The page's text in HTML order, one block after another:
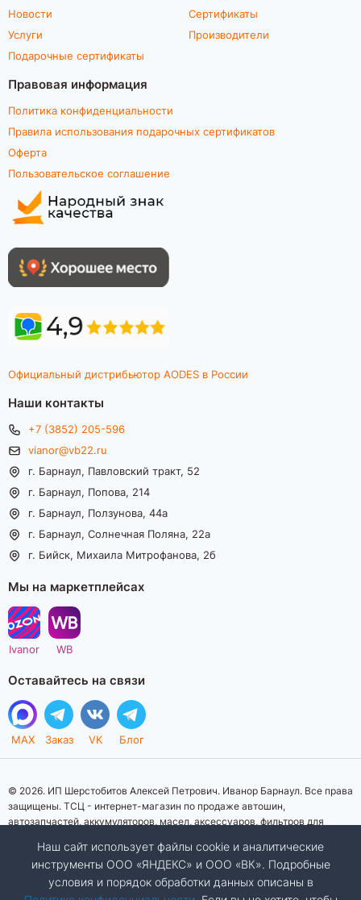
Новости
Услуги
Подарочные сертификаты
Сертификаты
Производители
Правовая информация
Политика конфиденциальности
Правила использования подарочных сертификатов
Оферта
Пользовательское соглашение
Официальный дистрибьютор AODES в России
Наши контакты
+7 (3852) 205-596
vianor@vb22.ru
г. Барнаул, Павловский тракт, 52
г. Барнаул, Попова, 214
г. Барнаул, Ползунова, 44а
г. Барнаул, Солнечная Поляна, 22а
г. Бийск, Михаила Митрофанова, 2б
Мы на маркетплейсах
Ivanor WB
Оставайтесь на связи
MAX Заказ VK Блог
© 2026. ИП Шерстобитов Алексей Петрович. Иванор Барнаул. Все права
защищены. ТСЦ - интернет-магазин по продаже автошин,
автозапчастей, аккумуляторов, масел, аксессуаров, фильтров для
информационный характер. Представленная информация о товарах, их
стоимости, характеристик, фото, наличия на складе ни при каких
условиях не является публичной офертой, определяемой положениями
Статьи 437 (2) Гражданского кодекса Российской Федерации.
Наш сайт использует файлы cookie и аналитические
инструменты ООО «ЯНДЕКС» и ООО «ВК». Подробные
условия и порядок обработки данных описаны в